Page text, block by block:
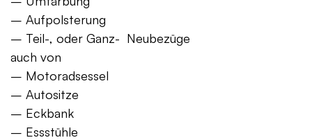
– Aufpolsterung
– Teil-, oder Ganz- Neubezüge
auch von
– Motoradsessel
– Autositze
– Eckbank
– Essstühle